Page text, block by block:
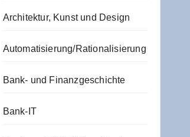
Architektur, Kunst und Design
Automatisierung/Rationalisierung
Bank- und Finanzgeschichte
Bank-IT